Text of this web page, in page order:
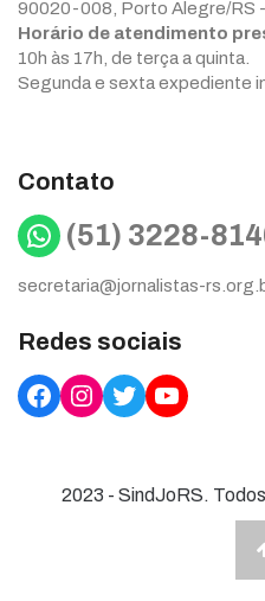
90020-008, Porto Alegre/RS -
Horário de atendimento
10h às 17h, de terça a quinta.
Segunda e sexta expediente
Contato
WhatsApp
(51) 3228-
secretaria@jornalistas-
Redes sociais
Facebook
Instagram
TwitterYouTube
2023 - SindJoRS.